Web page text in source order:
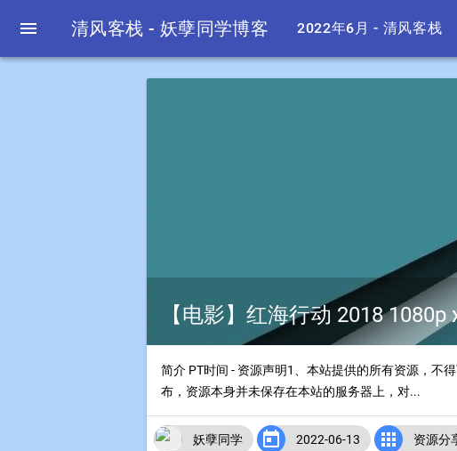
 清风客栈 - 妖孽同学博客 2022年6月 - 清风客栈
【电影】红海行动 2018 1080p
简介 PT时间 - 资源声明1、本站提供的所有资源，不
布，资源本身并未保存在本站的服务器上，对...
妖孽同学  2022-06-13  资源分